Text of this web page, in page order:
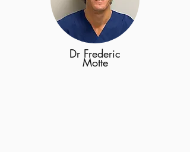
Dr.
Gwendolin
a Conti
Pediatrie generală
Neonatologie
Dr Frederic
Motte